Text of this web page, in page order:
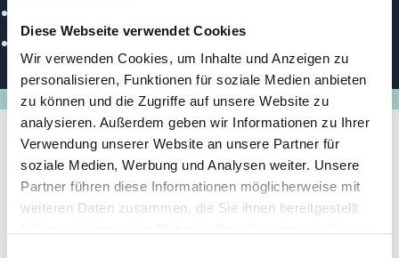
Diese Webseite verwendet Cookies
Wir verwenden Cookies, um Inhalte und Anzeigen zu
personalisieren, Funktionen für soziale Medien anbieten
zu können und die Zugriffe auf unsere Website zu
analysieren. Außerdem geben wir Informationen zu Ihrer
Verwendung unserer Website an unsere Partner für
soziale Medien, Werbung und Analysen weiter. Unsere
Partner führen diese Informationen möglicherweise mit
weiteren Daten zusammen, die Sie ihnen bereitgestellt
Stand der
Umsetzung/Ergebnisse